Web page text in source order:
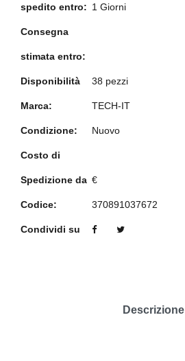
spedito entro: 1 Giorni
Consegna
stimata entro:
Disponibilità 38 pezzi
Marca: TECH-IT
Condizione: Nuovo
Costo di
Spedizione da €
Codice: 370891037672
Condividi su
Descrizione